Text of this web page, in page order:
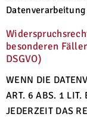
besonderen
DSGVO)
WENN DIE
ART. 6 ABS. 1 LIT.
JEDERZEIT DAS